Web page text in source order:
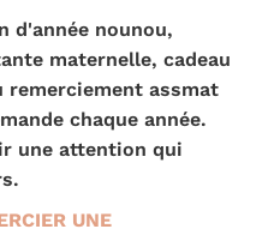
d'année nounou,
maternelle, cadeau
remerciement assmat
chaque année.
une attention qui
UNE